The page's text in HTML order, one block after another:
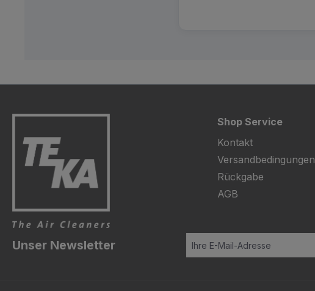
Shop Service
Kontakt
Versandbedingungen
Rückgabe
AGB
Unser Newsletter